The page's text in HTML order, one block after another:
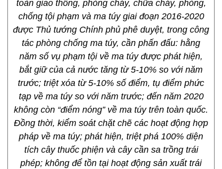
toàn giao thông, phòng cháy, chữa cháy, phòng,
chống tội phạm và ma túy giai đoạn 2016-2020
được Thủ tướng Chính phủ phê duyệt, trong công
tác phòng chống ma túy, cần phấn đấu: hằng
năm số vụ phạm tội về ma túy được phát hiện,
bắt giữ của cả nước tăng từ 5-10% so với năm
trước; triệt xóa từ 5-10% số điểm, tụ điểm phức
tạp về ma túy so với năm trước; đến năm 2020
không còn “điểm nóng” về ma túy trên toàn quốc.
Đồng thời, kiểm soát chặt chẽ các hoạt động hợp
pháp về ma túy; phát hiện, triệt phá 100% diện
tích cây thuốc phiện và cây cần sa trồng trái
phép; không để tồn tại hoạt động sản xuất trái